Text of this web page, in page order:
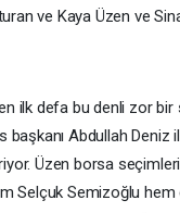
ve Kaya Üzen ve
ilk defa bu denli zor
başkanı Abdullah
Üzen borsa
Selçuk Semizoğlu hem